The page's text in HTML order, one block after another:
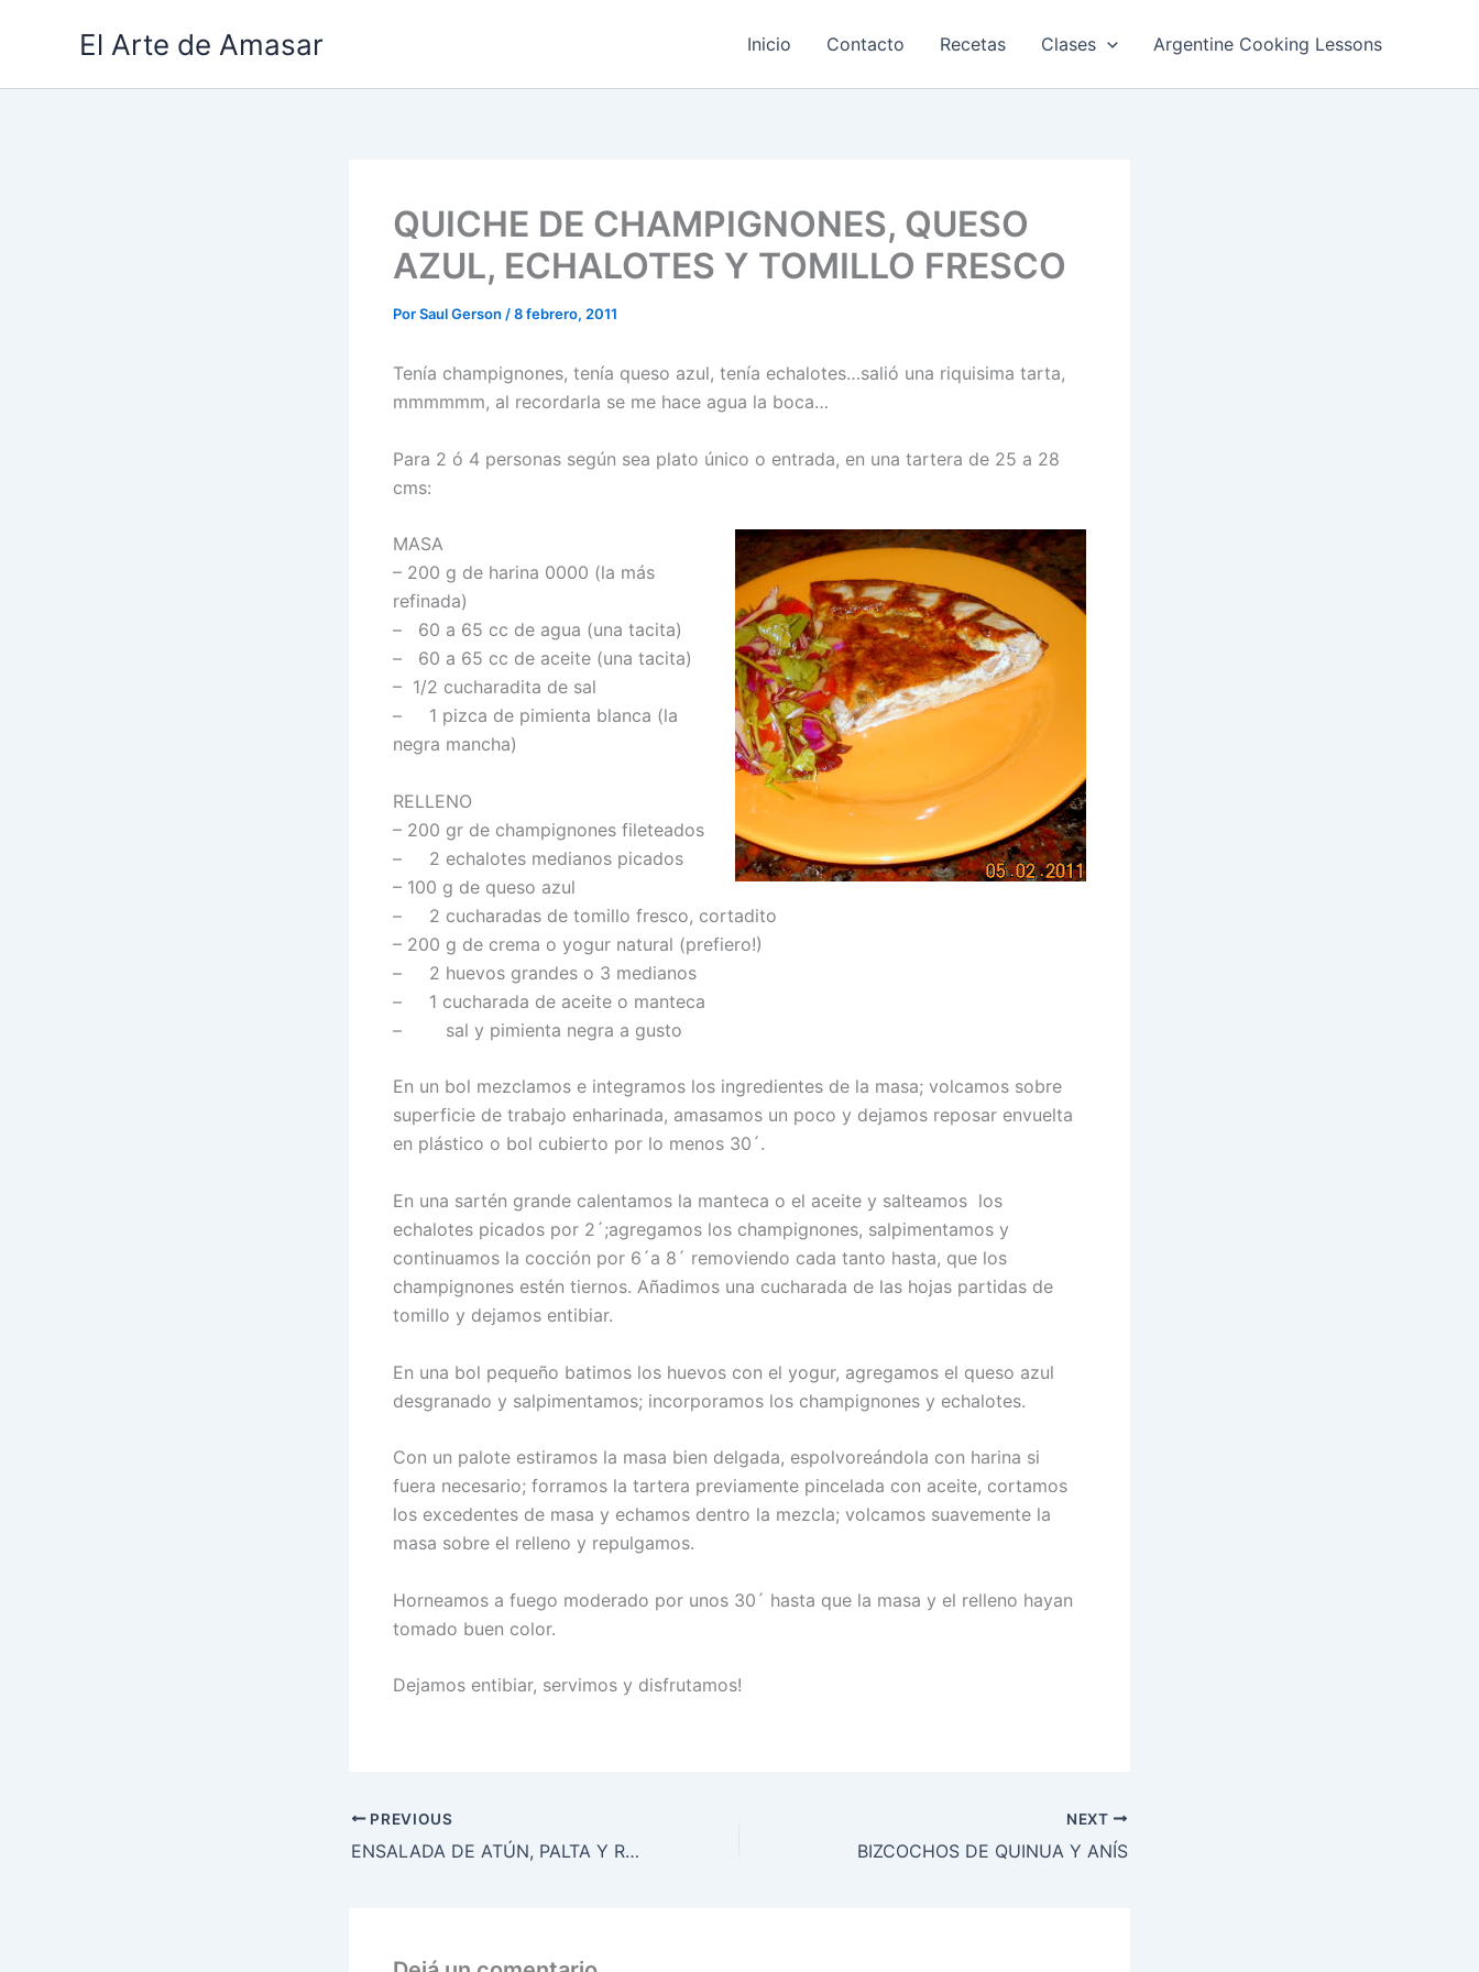
El Arte de Amasar Inicio Contacto Recetas Clases Argentine Cooking Lessons
QUICHE DE CHAMPIGNONES, QUESO
AZUL, ECHALOTES Y TOMILLO FRESCO
PorSaul Gerson /8 febrero, 2011
Tenía champignones, tenía queso azul, tenía echalotes…salió una riquisima tarta,
mmmmmm, al recordarla se me hace agua la boca…
Para 2 ó 4 personas según sea plato único o entrada, en una tartera de 25 a 28
cms:
MASA
– 200 g de harina 0000 (la más
refinada)
– 60 a 65 cc de agua (una tacita)
– 60 a 65 cc de aceite (una tacita)
– 1/2 cucharadita de sal
– 1 pizca de pimienta blanca (la
negra mancha)
RELLENO
– 200 gr de champignones fileteados
– 2 echalotes medianos picados
– 100 g de queso azul
– 2 cucharadas de tomillo fresco, cortadito
– 200 g de crema o yogur natural (prefiero!)
– 2 huevos grandes o 3 medianos
– 1 cucharada de aceite o manteca
– sal y pimienta negra a gusto
En un bol mezclamos e integramos los ingredientes de la masa; volcamos sobre
superficie de trabajo enharinada, amasamos un poco y dejamos reposar envuelta
en plástico o bol cubierto por lo menos 30´.
En una sartén grande calentamos la manteca o el aceite y salteamos los
echalotes picados por 2´;agregamos los champignones, salpimentamos y
continuamos la cocción por 6´a 8´ removiendo cada tanto hasta, que los
champignones estén tiernos. Añadimos una cucharada de las hojas partidas de
tomillo y dejamos entibiar.
En una bol pequeño batimos los huevos con el yogur, agregamos el queso azul
desgranado y salpimentamos; incorporamos los champignones y echalotes.
Con un palote estiramos la masa bien delgada, espolvoreándola con harina si
fuera necesario; forramos la tartera previamente pincelada con aceite, cortamos
los excedentes de masa y echamos dentro la mezcla; volcamos suavemente la
masa sobre el relleno y repulgamos.
Horneamos a fuego moderado por unos 30´ hasta que la masa y el relleno hayan
tomado buen color.
Dejamos entibiar, servimos y disfrutamos!
PREVIOUS
ENSALADA DE ATÚN, PALTA Y RÚCULA, EN VINAGRETA DE ORÉGANO
NEXT
BIZCOCHOS DE QUINUA Y ANÍS